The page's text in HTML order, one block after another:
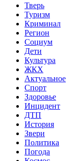
Тверь
Туризм
Криминал
Регион
Социум
Дети
Культура
ЖКХ
Актуальное
Спорт
Здоровье
Инцидент
ДТП
История
Звери
Политика
Погода